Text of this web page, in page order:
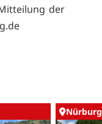
der
Nürburg